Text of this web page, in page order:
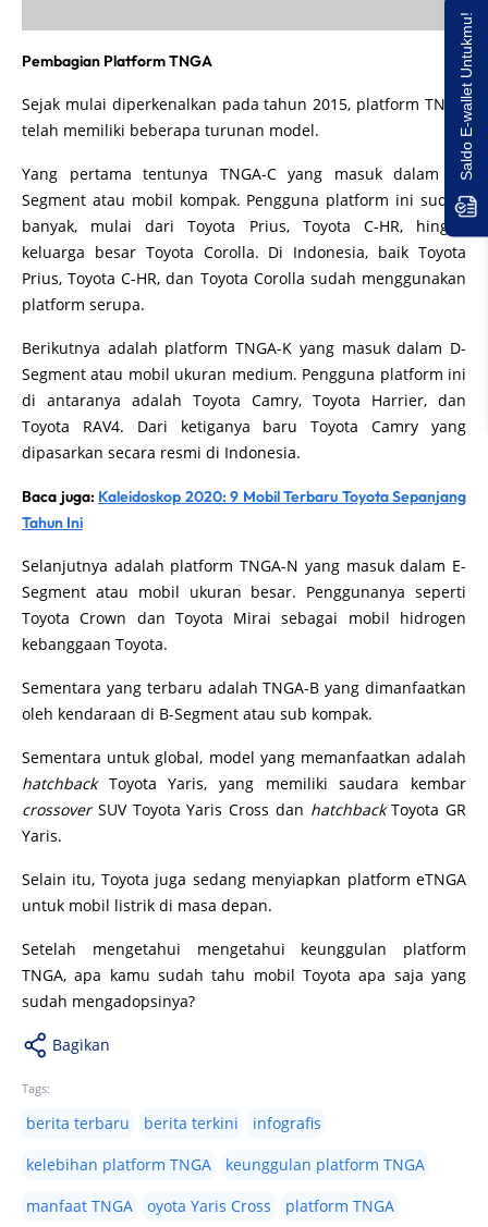
Pembagian Platform TNGA
Sejak mulai diperkenalkan pada tahun 2015, platform TNGA
telah memiliki beberapa turunan model.
Yang pertama tentunya TNGA-C yang masuk dalam C-
Segment atau mobil kompak. Pengguna platform ini sudah
banyak, mulai dari Toyota Prius, Toyota C-HR, hingga
keluarga besar Toyota Corolla. Di Indonesia, baik Toyota
Prius, Toyota C-HR, dan Toyota Corolla sudah menggunakan
platform serupa.
Berikutnya adalah platform TNGA-K yang masuk dalam D-
Segment atau mobil ukuran medium. Pengguna platform ini
di antaranya adalah Toyota Camry, Toyota Harrier, dan
Toyota RAV4. Dari ketiganya baru Toyota Camry yang
dipasarkan secara resmi di Indonesia.
Baca juga: Kaleidoskop 2020: 9 Mobil Terbaru Toyota Sepanjang
Tahun Ini
Selanjutnya adalah platform TNGA-N yang masuk dalam E-
Segment atau mobil ukuran besar. Penggunanya seperti
Toyota Crown dan Toyota Mirai sebagai mobil hidrogen
kebanggaan Toyota.
Sementara yang terbaru adalah TNGA-B yang dimanfaatkan
oleh kendaraan di B-Segment atau sub kompak.
Sementara untuk global, model yang memanfaatkan adalah
hatchbackToyota Yaris, yang memiliki saudara kembar
crossoverSUV Toyota Yaris Cross dan hatchbackToyota GR
Yaris.
Selain itu, Toyota juga sedang menyiapkan platform eTNGA
untuk mobil listrik di masa depan.
Setelah mengetahui mengetahui keunggulan platform
TNGA, apa kamu sudah tahu mobil Toyota apa saja yang
sudah mengadopsinya?
Bagikan
Tags:
berita terbaru berita terkini
infografis
kelebihan platform TNGA
keunggulan platform TNGA
manfaat TNGA
oyota Yaris Cross
platform TNGA
Saldo E-wallet Untukmu!